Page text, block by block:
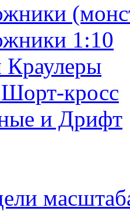
1:10
кросс
и Дрифт